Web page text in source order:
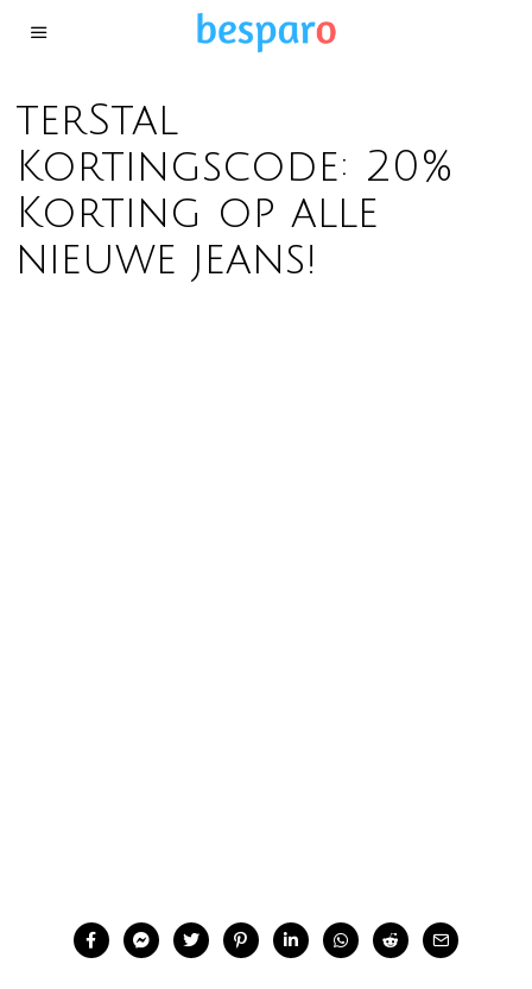
terStal
Kortingscode: 20%
Korting op alle
nieuwe jeans!